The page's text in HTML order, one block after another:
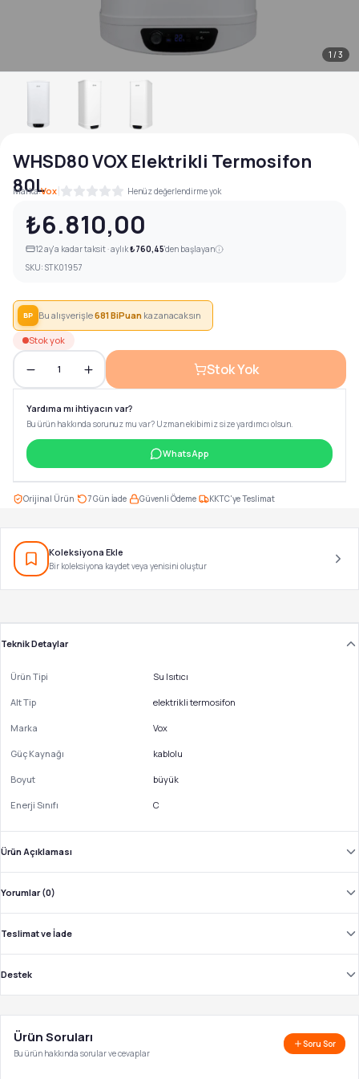
1 /3
WHSD80 VOX Elektrikli Termosifon
80L
Marka:Vox| Henüz değerlendirme yok
₺6.810,00
12ay'a kadar taksit · aylık₺760,45'den başlayan
SKU: STK01957
BP Bu alışverişle681BiPuan kazanacaksın
Stok yok
1 Stok Yok
Yardıma mı ihtiyacın var?
Bu ürün hakkında sorunuz mu var? Uzman ekibimiz size yardımcı olsun.
WhatsApp
Orijinal Ürün 7 Gün İade Güvenli Ödeme KKTC'ye Teslimat
Koleksiyona Ekle
Bir koleksiyona kaydet veya yenisini oluştur
Teknik Detaylar
Ürün Tipi Su Isıtıcı
Alt Tip elektrikli termosifon
Marka Vox
Güç Kaynağı kablolu
Boyut büyük
Enerji Sınıfı C
Ürün Açıklaması
Yorumlar (0)
Teslimat ve İade
Destek
Ürün Soruları
Bu ürün hakkında sorular ve cevaplar
Soru Sor